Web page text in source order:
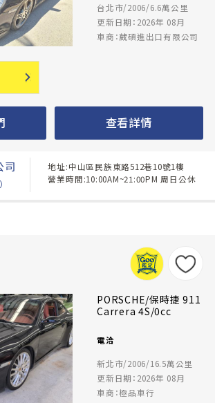
台北市/2006/6.6萬公里
更新日期：2026年 08月
車商：葳碩進出口有限公司
查看詳情
司
地址:中山區民族東路512巷10號1樓
營業時間:10:00AM~21:00PM 周日公休
PORSCHE/保時捷 911
Carrera 4S/0cc
電洽
新北市/2006/16.5萬公里
更新日期：2026年 08月
車商：極品車行